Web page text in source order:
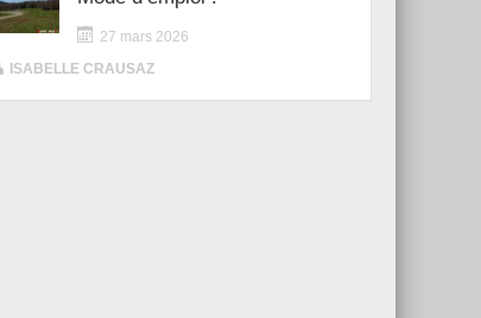
27 mars 2026
ISABELLE CRAUSAZ